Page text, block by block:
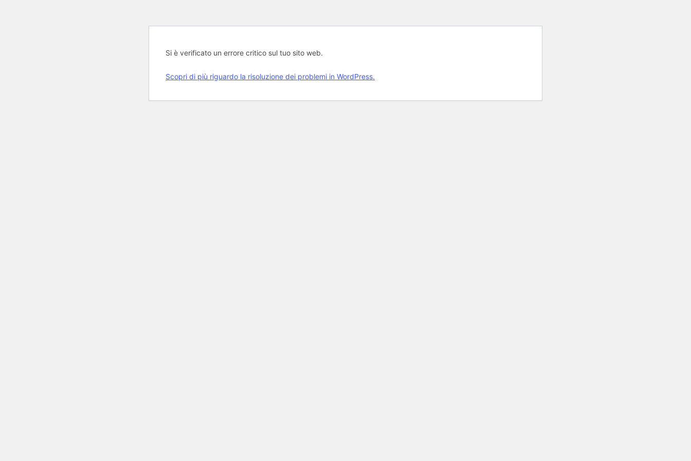
Si è verificato un errore critico sul tuo sito web.
Scopri di più riguardo la risoluzione dei problemi in WordPress.